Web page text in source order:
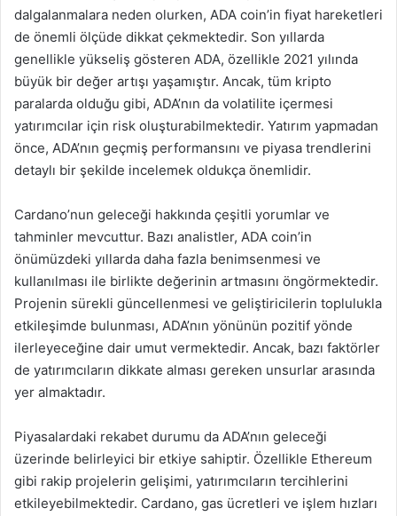
dalgalanmalara neden olurken, ADA coin’in fiyat hareketleri
de önemli ölçüde dikkat çekmektedir. Son yıllarda
genellikle yükseliş gösteren ADA, özellikle 2021 yılında
büyük bir değer artışı yaşamıştır. Ancak, tüm kripto
paralarda olduğu gibi, ADA’nın da volatilite içermesi
yatırımcılar için risk oluşturabilmektedir. Yatırım yapmadan
önce, ADA’nın geçmiş performansını ve piyasa trendlerini
detaylı bir şekilde incelemek oldukça önemlidir.
Cardano’nun geleceği hakkında çeşitli yorumlar ve
tahminler mevcuttur. Bazı analistler, ADA coin’in
önümüzdeki yıllarda daha fazla benimsenmesi ve
kullanılması ile birlikte değerinin artmasını öngörmektedir.
Projenin sürekli güncellenmesi ve geliştiricilerin toplulukla
etkileşimde bulunması, ADA’nın yönünün pozitif yönde
ilerleyeceğine dair umut vermektedir. Ancak, bazı faktörler
de yatırımcıların dikkate alması gereken unsurlar arasında
yer almaktadır.
Piyasalardaki rekabet durumu da ADA’nın geleceği
üzerinde belirleyici bir etkiye sahiptir. Özellikle Ethereum
gibi rakip projelerin gelişimi, yatırımcıların tercihlerini
etkileyebilmektedir. Cardano, gas ücretleri ve işlem hızları